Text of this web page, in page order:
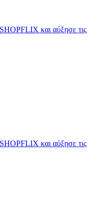
και αύξησε τις
και αύξησε τις